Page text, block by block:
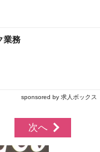
業務
sponsored by 求人ボックス
次へ